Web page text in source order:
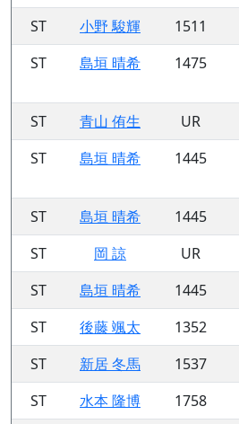
ST
小野 駿輝 1511
ST
島垣 晴希 1475
ST
青山 侑生 UR
ST
島垣 晴希 1445
ST
島垣 晴希 1445
ST
岡 諒 UR
ST
島垣 晴希 1445
ST
後藤 颯太 1352
ST
新居 冬馬 1537
ST
水本 隆博 1758